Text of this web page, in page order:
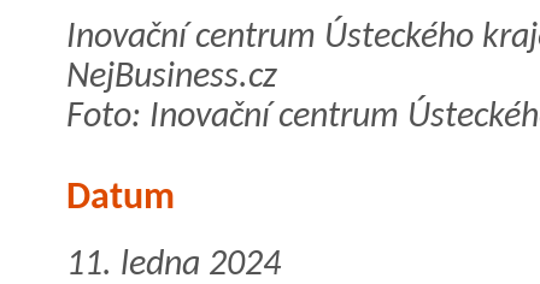
Inovační centrum Ústeckého
NejBusiness.cz
Foto: Inovační centrum
Datum
11. ledna 2024